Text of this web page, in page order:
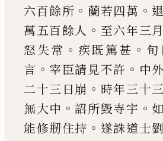
六百餘所 。 蘭若四萬 。
萬五百餘人 。 至六年三月
怒失常 。 疾既篤甚 。 旬
言 。 宰臣請見不許 。 中外
二十三日崩 。 時年三十三
無大中 。詔所毀寺宇 。
能修剏住持 。 遂誅道士